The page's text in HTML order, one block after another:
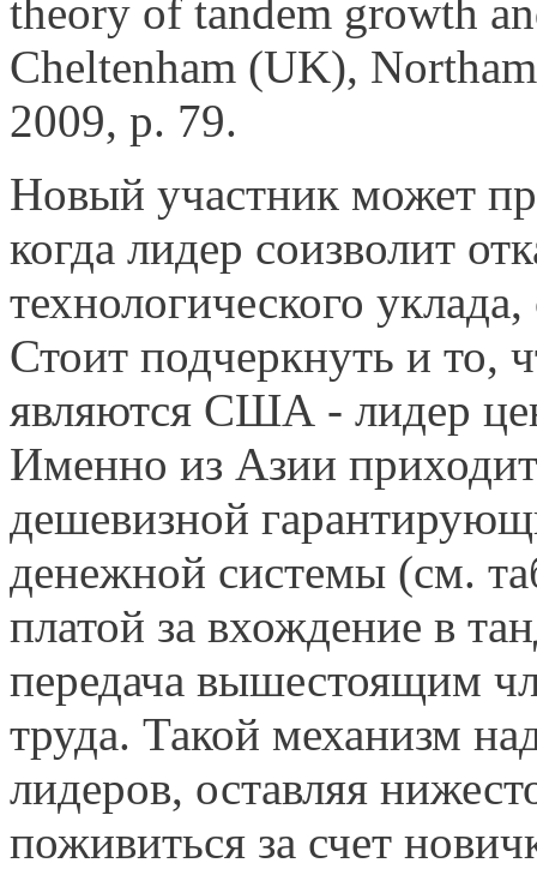
theory of tandem growth
Cheltenham (UK),
2009, p. 79.
Новый участник может
когда лидер соизволит
технологического
Стоит подчеркнуть и то,
являются США - лидер
Именно из Азии
дешевизной
денежной системы (см.
платой за вхождение в
передача вышестоящим
труда. Такой механизм
лидеров, оставляя
поживиться за счет